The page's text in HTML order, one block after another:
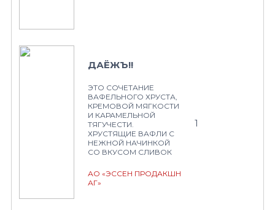
ДАЁЖЪ!!
ЭТО СОЧЕТАНИЕ
ВАФЕЛЬНОГО ХРУСТА,
КРЕМОВОЙ МЯГКОСТИ
И КАРАМЕЛЬНОЙ
ТЯГУЧЕСТИ.
ХРУСТЯЩИЕ ВАФЛИ С
НЕЖНОЙ НАЧИНКОЙ
СО ВКУСОМ СЛИВОК
АО «ЭССЕН ПРОДАКШН
АГ»
1